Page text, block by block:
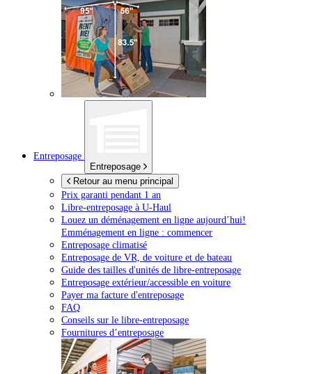
Entreposage
Entreposage
Retour au menu principal
Prix garanti pendant 1 an
Libre-entreposage à U-Haul
Louez un déménagement en ligne aujourd’hui!
Emménagement en ligne : commencer
Entreposage climatisé
Entreposage de VR, de voiture et de bateau
Guide des tailles d'unités de libre-entreposage
Entreposage extérieur/accessible en voiture
Payer ma facture d'entreposage
FAQ
Conseils sur le libre-entreposage
Fournitures d’entreposage